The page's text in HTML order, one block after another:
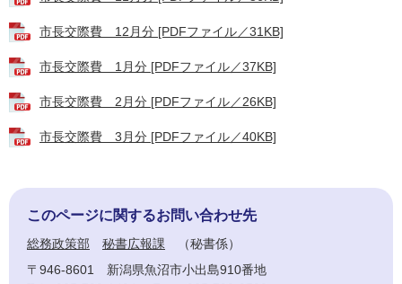
市長交際費 12月分 [PDFファイル／31KB]
市長交際費 1月分 [PDFファイル／37KB]
市長交際費 2月分 [PDFファイル／26KB]
市長交際費 3月分 [PDFファイル／40KB]
このページに関するお問い合わせ先
総務政策部 秘書広報課
秘書係
〒946-8601
新潟県魚沼市小出島910番地